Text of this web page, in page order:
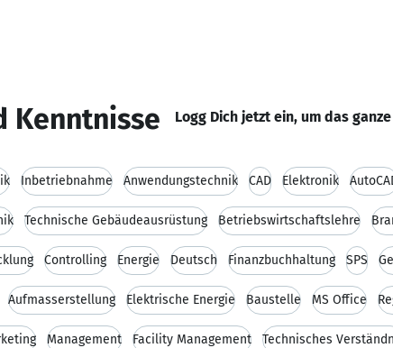
Kenntnisse Logg Dich jetzt ein, um das
Inbetriebnahme Anwendungstechnik CAD Elektronik
Technische Gebäudeausrüstung Betriebswirtschaftslehre
Controlling Energie Deutsch Finanzbuchhaltung SPS
Aufmasserstellung Elektrische Energie Baustelle MS Office
Management Facility Management Technisches